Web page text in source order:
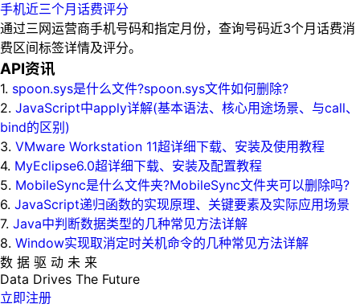
手机近三个月话费评分
通过三网运营商手机号码和指定月份，查询号码近3个月话费消
费区间标签详情及评分。
API资讯
1. spoon.sys是什么文件?spoon.sys文件如何删除?
2. JavaScript中apply详解(基本语法、核心用途场景、与call、
bind的区别)
3. VMware Workstation 11超详细下载、安装及使用教程
4. MyEclipse6.0超详细下载、安装及配置教程
5. MobileSync是什么文件夹?MobileSync文件夹可以删除吗?
6. JavaScript递归函数的实现原理、关键要素及实际应用场景
7. Java中判断数据类型的几种常见方法详解
8. Window实现取消定时关机命令的几种常见方法详解
数 据 驱 动 未 来
Data Drives The Future
立即注册